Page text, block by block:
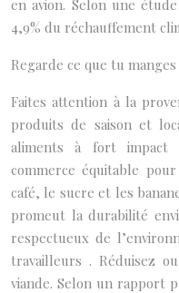
en avion. Selon une
4,9% du réchauffement
Regarde ce que tu manges
Faites attention à la
produits de saison et
aliments à fort impact
commerce équitable
café, le sucre et les
promeut la durabilité
respectueux de
travailleurs . Réduisez
viande. Selon un rapport